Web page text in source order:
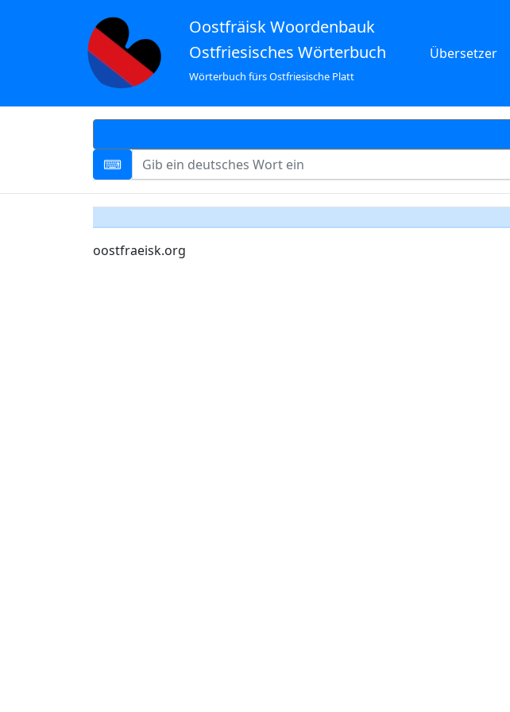
Oostfräisk Woordenbauk
Ostfriesisches Wörterbuch
Wörterbuch fürs Ostfriesische Platt
Übersetzer
oostfraeisk.org